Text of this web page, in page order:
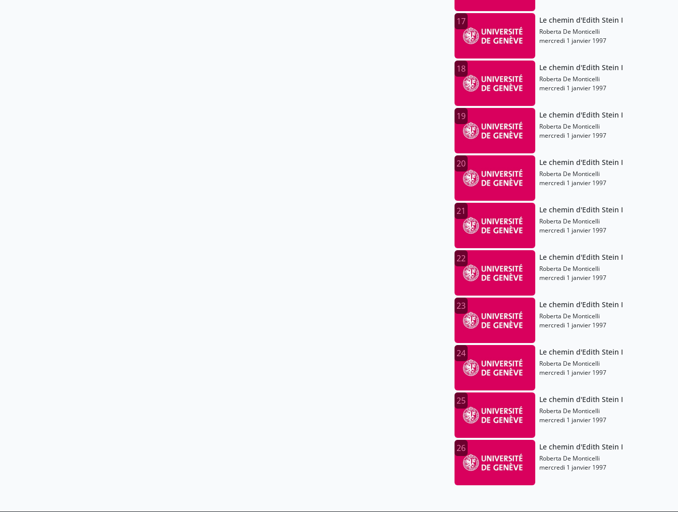
17 Le chemin d'Edith Stein I
Roberta De Monticelli
mercredi 1 janvier 1997
18 Le chemin d'Edith Stein I
Roberta De Monticelli
mercredi 1 janvier 1997
19 Le chemin d'Edith Stein I
Roberta De Monticelli
mercredi 1 janvier 1997
20 Le chemin d'Edith Stein I
Roberta De Monticelli
mercredi 1 janvier 1997
21 Le chemin d'Edith Stein I
Roberta De Monticelli
mercredi 1 janvier 1997
22 Le chemin d'Edith Stein I
Roberta De Monticelli
mercredi 1 janvier 1997
23 Le chemin d'Edith Stein I
Roberta De Monticelli
mercredi 1 janvier 1997
24 Le chemin d'Edith Stein I
Roberta De Monticelli
mercredi 1 janvier 1997
25 Le chemin d'Edith Stein I
Roberta De Monticelli
mercredi 1 janvier 1997
26 Le chemin d'Edith Stein I
Roberta De Monticelli
mercredi 1 janvier 1997